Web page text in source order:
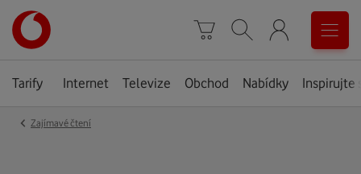
stránka
Košík Vyhledávání Menu
Tarify Internet Televize Obchod Nabídky Inspirujte
‹ Zajímavé čtení